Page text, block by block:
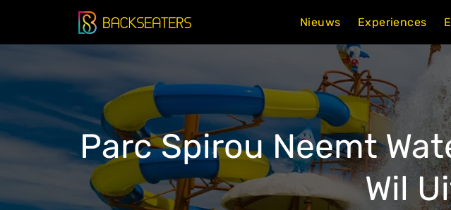
Nieuws Experiences
Parc Spirou Neemt
Wil